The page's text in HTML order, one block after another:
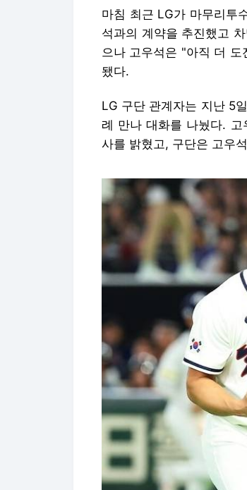
마침 최근 LG가 마무리투
석과의 계약을 추진했고
으나 고우석은 "아직 더
됐다.
LG 구단 관계자는 지난 5
례 만나 대화를 나눴다.
사를 밝혔고, 구단은 고우